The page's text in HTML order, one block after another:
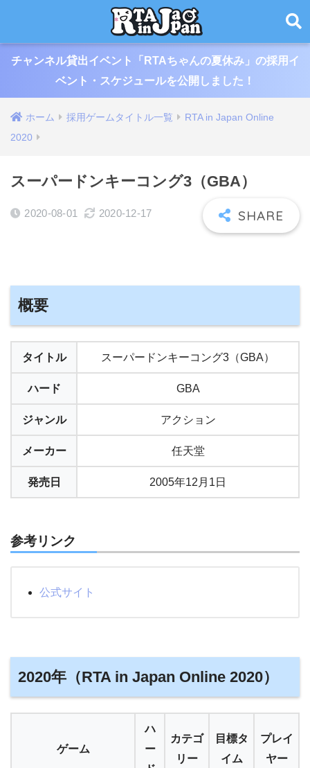
チャンネル貸出イベント「RTAちゃんの夏休み」の採用イ
ベント・スケジュールを公開しました！
ホーム 採用ゲームタイトル一覧
RTA in Japan Online
2020
スーパードンキーコング3（GBA）
2020-08-01 2020-12-17
概要
タイトル スーパードンキーコング3（GBA）
ハード GBA
ジャンル アクション
メーカー 任天堂
発売日 2005年12月1日
参考リンク
公式サイト
2020年（RTA in Japan Online 2020）
ゲーム
ハ
ー
カテゴ
リー
目標タ
イム
プレイ
ヤー